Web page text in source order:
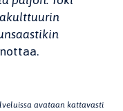
avataan kattavasti